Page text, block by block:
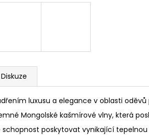
Diskuze
luxusu a elegance v oblasti oděvů
Mongolské kašmírové vlny, která
poskytovat vynikající